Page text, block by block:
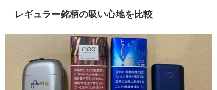
レギュラー銘柄の吸い心地を比較